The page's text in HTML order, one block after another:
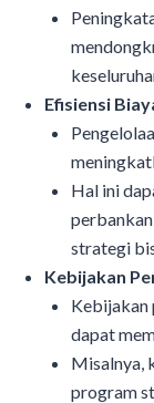
Efisiensi
Hal ini
strategi
Kebijakan
Kebijakan
dapat
Misalnya,
program